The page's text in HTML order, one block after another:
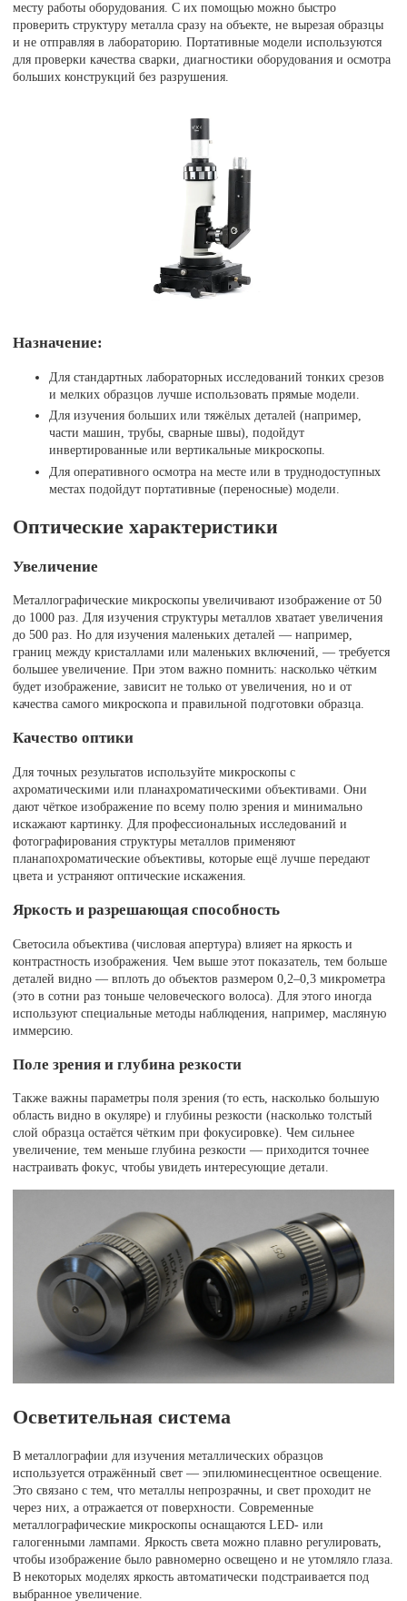
месту работы оборудования. С их помощью можно быстро
проверить структуру металла сразу на объекте, не вырезая образцы
и не отправляя в лабораторию. Портативные модели используются
для проверки качества сварки, диагностики оборудования и осмотра
больших конструкций без разрушения.
Назначение:
Для стандартных лабораторных исследований тонких срезов
и мелких образцов лучше использовать прямые модели.
Для изучения больших или тяжёлых деталей (например,
части машин, трубы, сварные швы), подойдут
инвертированные или вертикальные микроскопы.
Для оперативного осмотра на месте или в труднодоступных
местах подойдут портативные (переносные) модели.
Оптические характеристики
Увеличение
Металлографические микроскопы увеличивают изображение от 50
до 1000 раз. Для изучения структуры металлов хватает увеличения
до 500 раз. Но для изучения маленьких деталей — например,
границ между кристаллами или маленьких включений, — требуется
большее увеличение. При этом важно помнить: насколько чётким
будет изображение, зависит не только от увеличения, но и от
качества самого микроскопа и правильной подготовки образца.
Качество оптики
Для точных результатов используйте микроскопы с
ахроматическими или планахроматическими объективами. Они
дают чёткое изображение по всему полю зрения и минимально
искажают картинку. Для профессиональных исследований и
фотографирования структуры металлов применяют
планапохроматические объективы, которые ещё лучше передают
цвета и устраняют оптические искажения.
Яркость и разрешающая способность
Светосила объектива (числовая апертура) влияет на яркость и
контрастность изображения. Чем выше этот показатель, тем больше
деталей видно — вплоть до объектов размером 0,2–0,3 микрометра
(это в сотни раз тоньше человеческого волоса). Для этого иногда
используют специальные методы наблюдения, например, масляную
иммерсию.
Поле зрения и глубина резкости
Также важны параметры поля зрения (то есть, насколько большую
область видно в окуляре) и глубины резкости (насколько толстый
слой образца остаётся чётким при фокусировке). Чем сильнее
увеличение, тем меньше глубина резкости — приходится точнее
настраивать фокус, чтобы увидеть интересующие детали.
Осветительная система
В металлографии для изучения металлических образцов
используется отражённый свет — эпилюминесцентное освещение.
Это связано с тем, что металлы непрозрачны, и свет проходит не
через них, а отражается от поверхности. Современные
металлографические микроскопы оснащаются LED- или
галогенными лампами. Яркость света можно плавно регулировать,
чтобы изображение было равномерно освещено и не утомляло глаза.
В некоторых моделях яркость автоматически подстраивается под
выбранное увеличение.